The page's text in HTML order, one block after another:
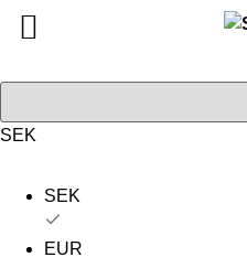
SEK
SEK
EUR
Alla produkter
Om oss